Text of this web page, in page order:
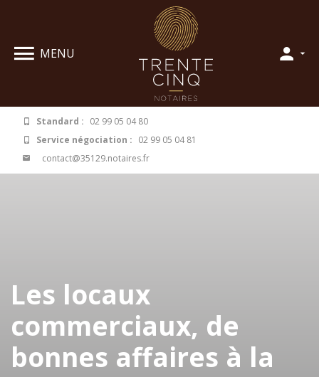
MENU
Standard : 02 99 05 04 80
Service négociation : 02 99 05 04 81
contact@35129.notaires.fr
Les locaux
commerciaux, de
bonnes affaires à la
Panneau de gestion des cookies